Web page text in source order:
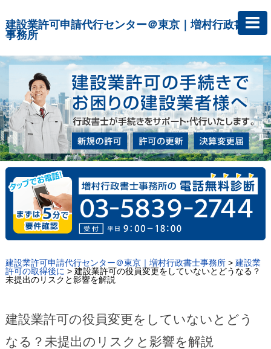
建設業許可申請代行センター＠東京｜増村行政書士
事務所
建設業許可申請代行センター＠東京｜増村行政書士事務所> 建設業
許可の取得後に > 建設業許可の役員変更をしていないとどうなる？
未提出のリスクと影響を解説
建設業許可の役員変更をしていないとどう
なる？未提出のリスクと影響を解説